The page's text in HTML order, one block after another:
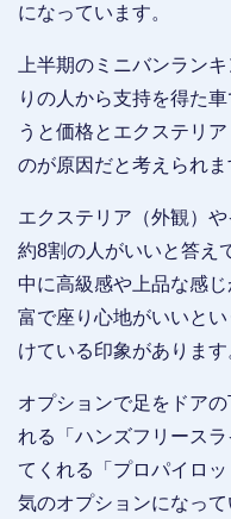
になっています。
上半期のミニバンラン
りの人から支持を得た
うと価格とエクステリ
のが原因だと考えられま
エクステリア（外観）
約8割の人がいいと答え
中に高級感や上品な感
富で座り心地がいいと
けている印象があります
オプションで足をドア
れる「ハンズフリース
てくれる「プロパイロ
気のオプションになって